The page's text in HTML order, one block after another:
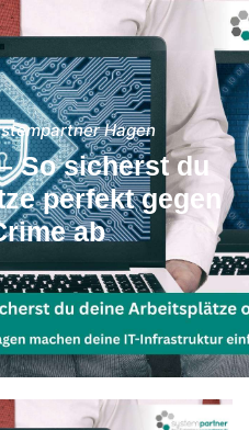
Hagen
So sicherst du
perfekt gegen
ab